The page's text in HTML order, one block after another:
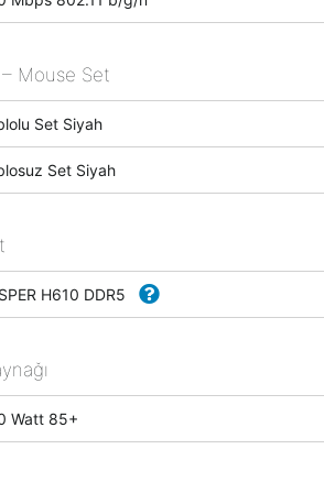
Mouse Set
Set Siyah
Set Siyah
H610 DDR5
Watt 85+